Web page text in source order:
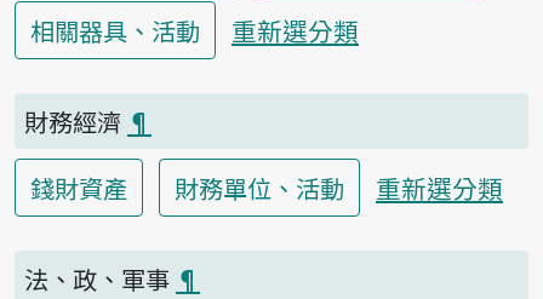
相關器具、活動
重新選分類
財務經濟 ¶
錢財資產
財務單位、活動 重新選分類
法、政、軍事 ¶